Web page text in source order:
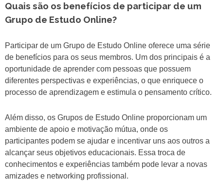
Quais são os benefícios de participar de um
Grupo de Estudo Online?
Participar de um Grupo de Estudo Online oferece uma série
de benefícios para os seus membros. Um dos principais é a
oportunidade de aprender com pessoas que possuem
diferentes perspectivas e experiências, o que enriquece o
processo de aprendizagem e estimula o pensamento crítico.
Além disso, os Grupos de Estudo Online proporcionam um
ambiente de apoio e motivação mútua, onde os
participantes podem se ajudar e incentivar uns aos outros a
alcançar seus objetivos educacionais. Essa troca de
conhecimentos e experiências também pode levar a novas
amizades e networking profissional.